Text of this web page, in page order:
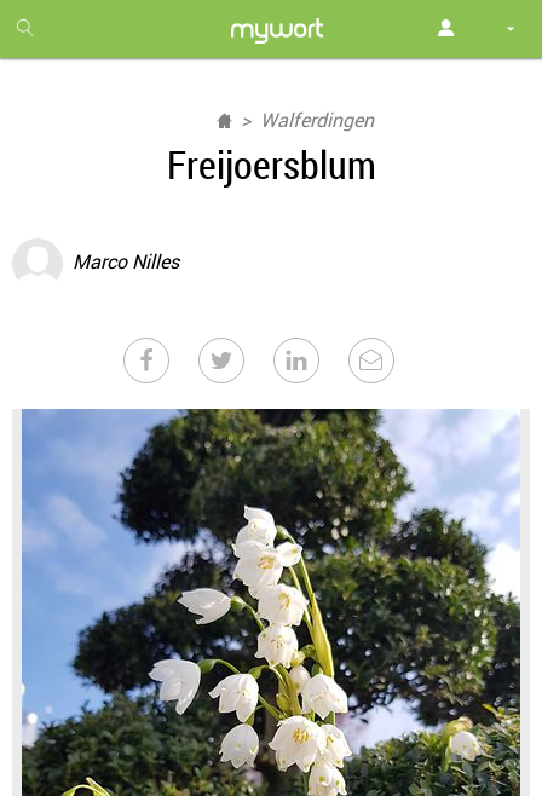
month
free
Walferdingen
Freijoersblum
Marco Nilles